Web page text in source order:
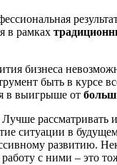
в рамках
бизнеса
быть в курсе
в выигрыше от
рассматривать
ситуации в
развитию.
с ними – это